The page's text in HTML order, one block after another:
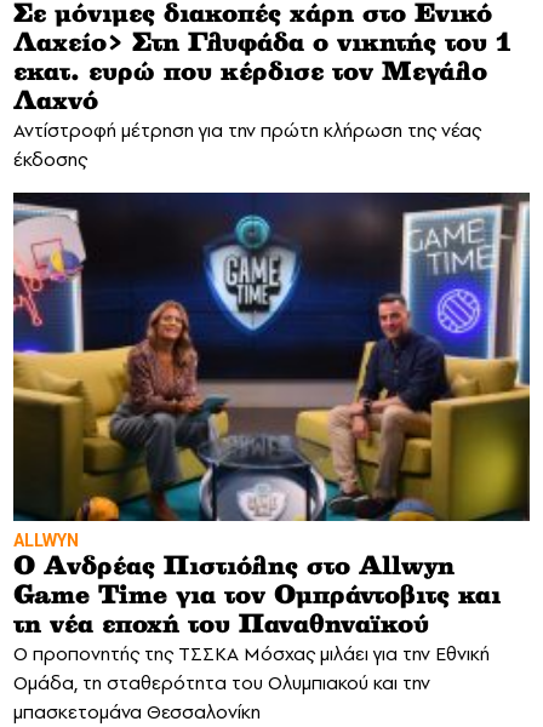
Σε μόνιμες διακοπές χάρη στο Ενικό
Λαχείο> Στη Γλυφάδα ο νικητής του 1
εκατ. ευρώ που κέρδισε τον Μεγάλο
Λαχνό
Αντίστροφή μέτρηση για την πρώτη κλήρωση της νέας
έκδοσης
ALLWYN
Ο Ανδρέας Πιστιόλης στο Allwyn
Game Time για τον Ομπράντοβιτς και
τη νέα εποχή του Παναθηναϊκού
Ο προπονητής της ΤΣΣΚΑ Μόσχας μιλάει για την Εθνική
Ομάδα, τη σταθερότητα του Ολυμπιακού και την
μπασκετομάνα Θεσσαλονίκη